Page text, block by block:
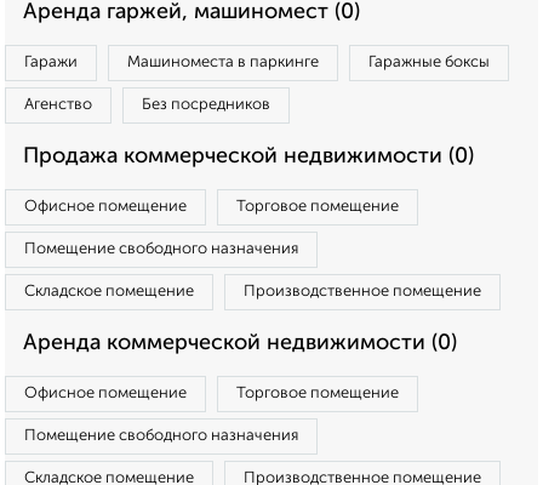
Аренда гаржей, машиномест (0)
Гаражи Машиноместа в паркинге Гаражные боксы
Агенство Без посредников
Продажа коммерческой недвижимости (0)
Офисное помещение Торговое помещение
Помещение свободного назначения
Складское помещение Производственное помещение
Аренда коммерческой недвижимости (0)
Офисное помещение Торговое помещение
Помещение свободного назначения
Складское помещение Производственное помещение